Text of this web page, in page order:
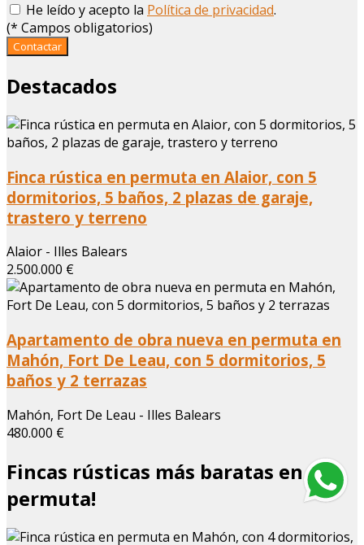
He leído y acepto la Política de privacidad.
(* Campos obligatorios)
Contactar
Destacados
Finca rústica en permuta en Alaior, con 5
dormitorios, 5 baños, 2 plazas de garaje,
trastero y terreno
Alaior - Illes Balears
2.500.000 €
Apartamento de obra nueva en permuta en
Mahón, Fort De Leau, con 5 dormitorios, 5
baños y 2 terrazas
Mahón, Fort De Leau - Illes Balears
480.000 €
Fincas rústicas más baratas en
permuta!